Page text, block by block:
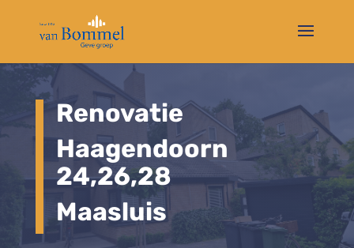
Renovatie
Haagendoorn
24,26,28
Maasluis